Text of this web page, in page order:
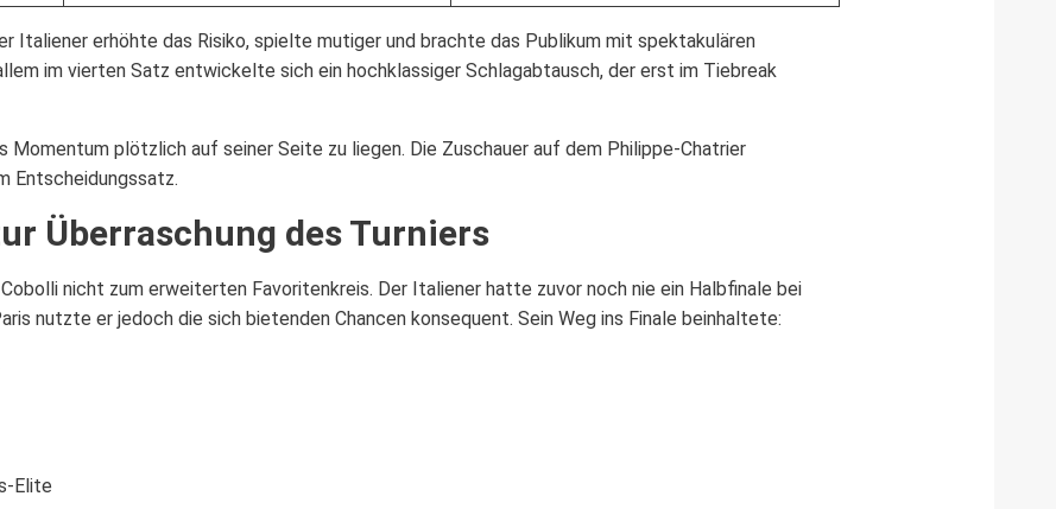
Italiener erhöhte das Risiko, spielte mutiger und brachte das Publikum mit spektakulären
im vierten Satz entwickelte sich ein hochklassiger Schlagabtausch, der erst im Tiebreak
Momentum plötzlich auf seiner Seite zu liegen. Die Zuschauer auf dem Philippe-Chatrier
Entscheidungssatz.
Überraschung des Turniers
nicht zum erweiterten Favoritenkreis. Der Italiener hatte zuvor noch nie ein Halbfinale bei
nutzte er jedoch die sich bietenden Chancen konsequent. Sein Weg ins Finale beinhaltete:
Elite